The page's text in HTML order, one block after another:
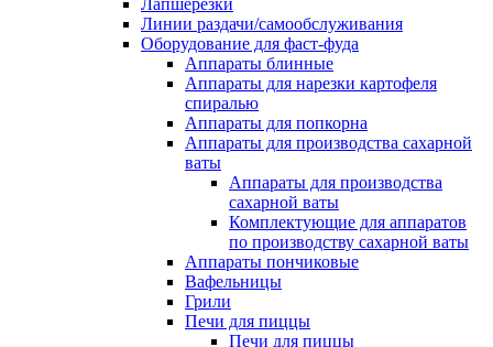
Лапшерезки
Линии раздачи/самообслуживания
Оборудование для фаст-фуда
Аппараты блинные
Аппараты для нарезки картофеля
спиралью
Аппараты для попкорна
Аппараты для производства сахарной
ваты
Аппараты для производства
сахарной ваты
Комплектующие для аппаратов
по производству сахарной ваты
Аппараты пончиковые
Вафельницы
Грили
Печи для пиццы
Печи для пиццы